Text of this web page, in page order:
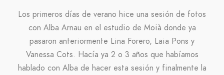
Los primeros días de verano hice una sesión de fotos
con Alba Arnau en el estudio de Moià donde ya
pasaron anteriormente Lina Forero, Laia Pons y
Vanessa Cots. Hacía ya 2 o 3 años que habíamos
hablado con Alba de hacer esta sesión y finalmente la